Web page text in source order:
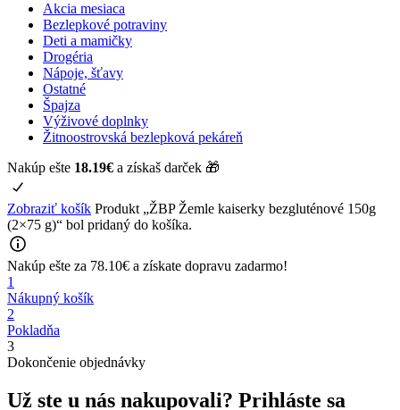
Akcia mesiaca
Bezlepkové potraviny
Deti a mamičky
Drogéria
Nápoje, šťavy
Ostatné
Špajza
Výživové doplnky
Žitnoostrovská bezlepková pekáreň
Nakúp ešte 18.19€ a získaš darček 🎁
Zobraziť košík Produkt „ŽBP Žemle kaiserky bezgluténové 150g
(2×75 g)“ bol pridaný do košíka.
Nakúp ešte za 78.10€ a získate dopravu zadarmo!
1
Nákupný košík
2
Pokladňa
3
Dokončenie objednávky
Už ste u nás nakupovali? Prihláste sa